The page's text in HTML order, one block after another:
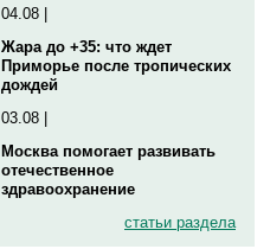
04.08 |
Жара до +35: что ждет
Приморье после тропических
дождей
03.08 |
Москва помогает развивать
отечественное
здравоохранение
статьи раздела